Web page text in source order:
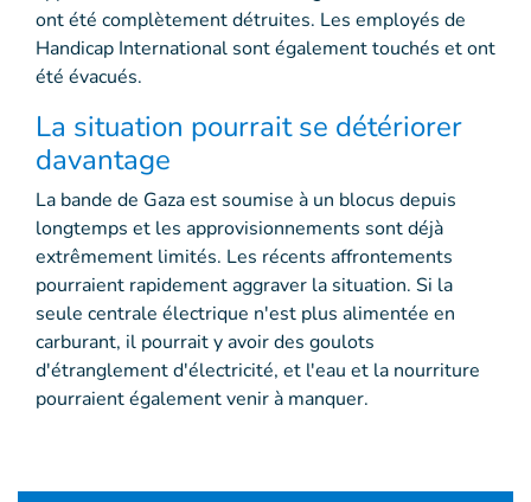
ont été complètement détruites. Les employés de
Handicap International sont également touchés et ont
été évacués.
La situation pourrait se détériorer
davantage
La bande de Gaza est soumise à un blocus depuis
longtemps et les approvisionnements sont déjà
extrêmement limités. Les récents affrontements
pourraient rapidement aggraver la situation. Si la
seule centrale électrique n'est plus alimentée en
carburant, il pourrait y avoir des goulots
d'étranglement d'électricité, et l'eau et la nourriture
pourraient également venir à manquer.